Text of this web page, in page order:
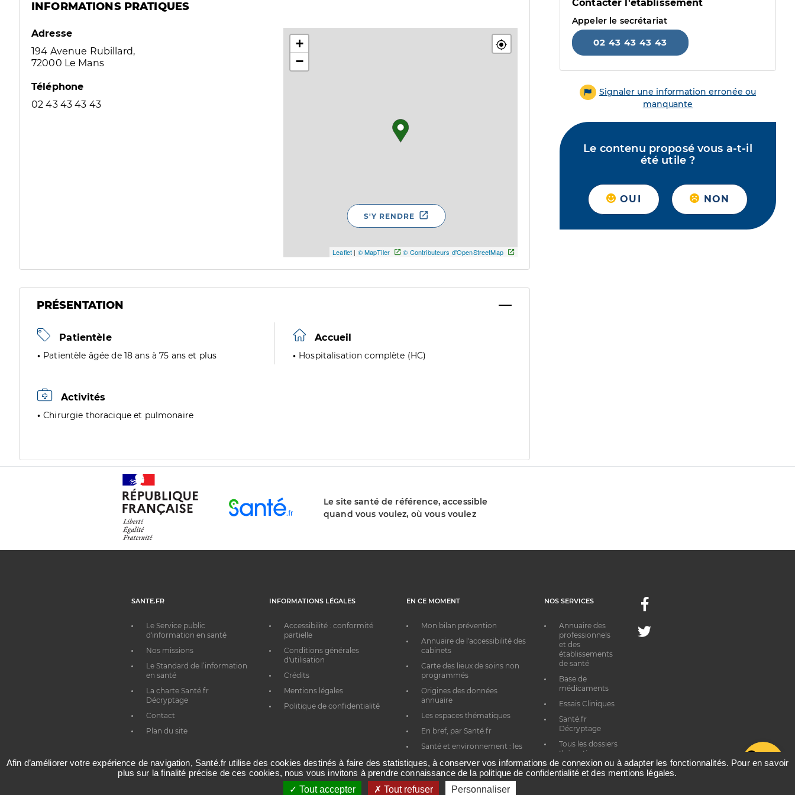
INFORMATIONS PRATIQUES
Adresse
194 Avenue Rubillard,
72000 Le Mans
Téléphone
02 43 43 43 43
+
−
Leaflet | © MapTiler © Contributeurs d'OpenStreetMap
S'Y RENDRE
PRÉSENTATION
Patientèle
Patientèle âgée de 18 ans à 75 ans et plus
Accueil
Hospitalisation complète (HC)
Activités
Chirurgie thoracique et pulmonaire
Contacter l'établissement
Appeler le secrétariat
02 43 43 43 43
Signaler une information erronée ou
manquante
Le contenu proposé vous a-t-il
été utile ?
OUI NON
Le site santé de référence, accessible
quand vous voulez, où vous voulez
SANTE.FR
Le Service public
d'information en santé
Nos missions
Le Standard de l’information
en santé
La charte Santé.fr
Décryptage
Contact
Plan du site
INFORMATIONS LÉGALES
Accessibilité : conformité
partielle
Conditions générales
d'utilisation
Crédits
Mentions légales
Politique de confidentialité
EN CE MOMENT
Mon bilan prévention
Annuaire de l'accessibilité des
cabinets
Carte des lieux de soins non
programmés
Origines des données
annuaire
Les espaces thématiques
En bref, par Santé.fr
Santé et environnement : les
NOS SERVICES
Annuaire des
professionnels
et des
établissements
de santé
Base de
médicaments
Essais Cliniques
Santé.fr
Décryptage
Tous les dossiers
thématiques
Facebook
Twitter
Afin d’améliorer votre expérience de navigation, Santé.fr utilise des cookies destinés à faire des statistiques, à conserver vos informations de connexion ou à adapter les fonctionnalités. Pour en savoir
plus sur la finalité précise de ces cookies, nous vous invitons à prendre connaissance de la politique de confidentialité et des mentions légales.
Tout accepter
Tout refuser Personnaliser